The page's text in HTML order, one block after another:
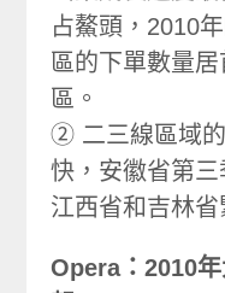
占鰲頭，2010
區的下單數量
區。
② 二三線區域
快，安徽省第三
江西省和吉林省
Opera：2010